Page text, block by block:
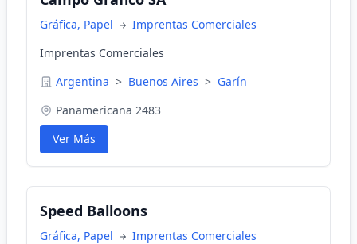
Gráfica, Papel
Imprentas Comerciales
Imprentas Comerciales
Argentina > Buenos Aires > Garín
Panamericana 2483
Ver Más
Speed Balloons
Gráfica, Papel
Imprentas Comerciales